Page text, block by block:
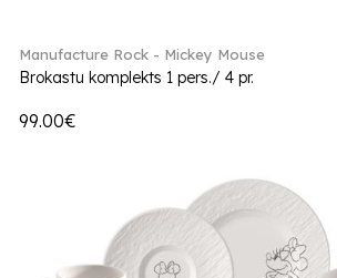
Manufacture Rock - Mickey Mouse
Brokastu komplekts 1 pers./ 4 pr.
99.00€